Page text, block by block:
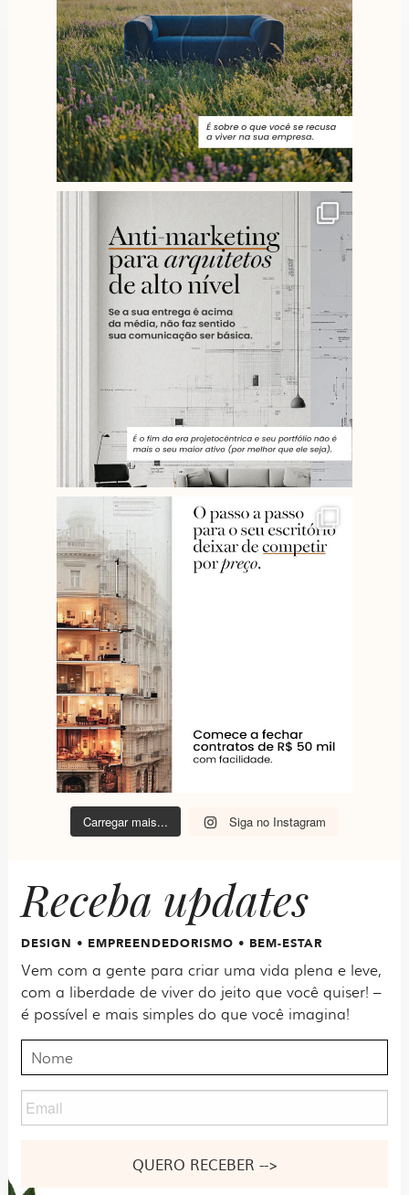
Carregar mais... Siga no Instagram
Receba updates
DESIGN • EMPREENDEDORISMO • BEM-ESTAR
Vem com a gente para criar uma vida plena e leve,
com a liberdade de viver do jeito que você quiser! –
é possível e mais simples do que você imagina!
Nome
Nome
Email